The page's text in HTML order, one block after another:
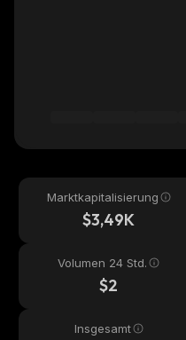
Marktkapitalisierung
$3,49K
Volumen 24 Std.
$2
Insgesamt